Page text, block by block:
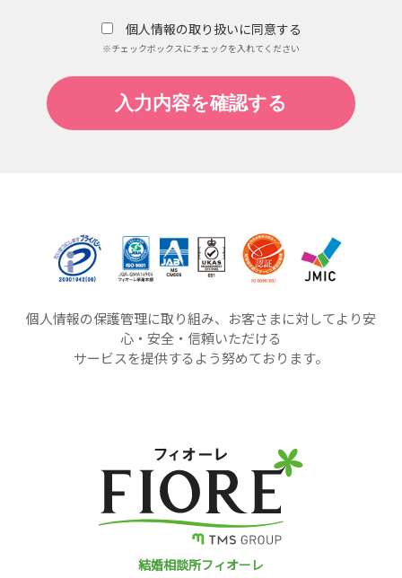
個人情報の取り扱いに同意する
※チェックボックスにチェックを入れてください
個人情報の保護管理に取り組み、お客さまに対してより安
心・安全・信頼いただける
サービスを提供するよう努めております。
結婚相談所フィオーレ